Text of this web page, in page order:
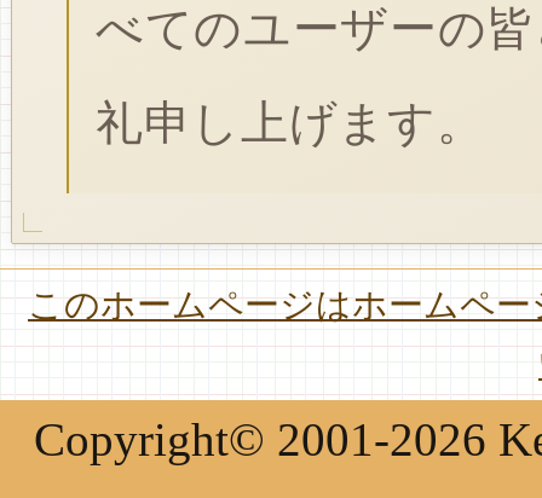
べてのユーザーの
礼申し上げます。
このホームページはホームペ
Copyright© 2001-2026